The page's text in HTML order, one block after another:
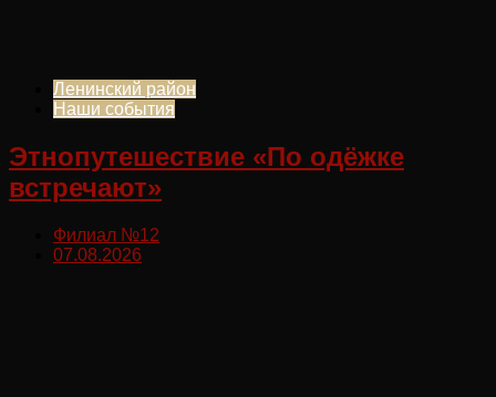
Ленинский район
Наши события
Этнопутешествие «По одёжке
встречают»
Филиал №12
07.08.2026